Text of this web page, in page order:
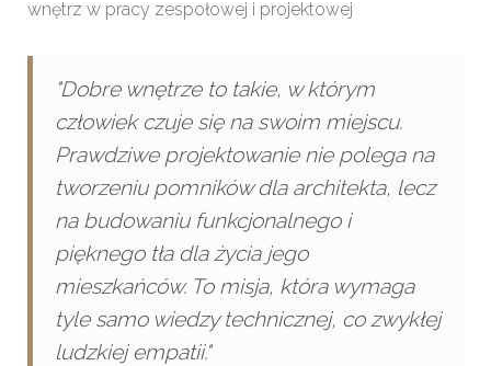
"Dobre wnętrze to takie, w którym
człowiek czuje się na swoim miejscu.
Prawdziwe projektowanie nie polega na
tworzeniu pomników dla architekta, lecz
na budowaniu funkcjonalnego i
pięknego tła dla życia jego
mieszkańców. To misja, która wymaga
tyle samo wiedzy technicznej, co zwykłej
ludzkiej empatii."